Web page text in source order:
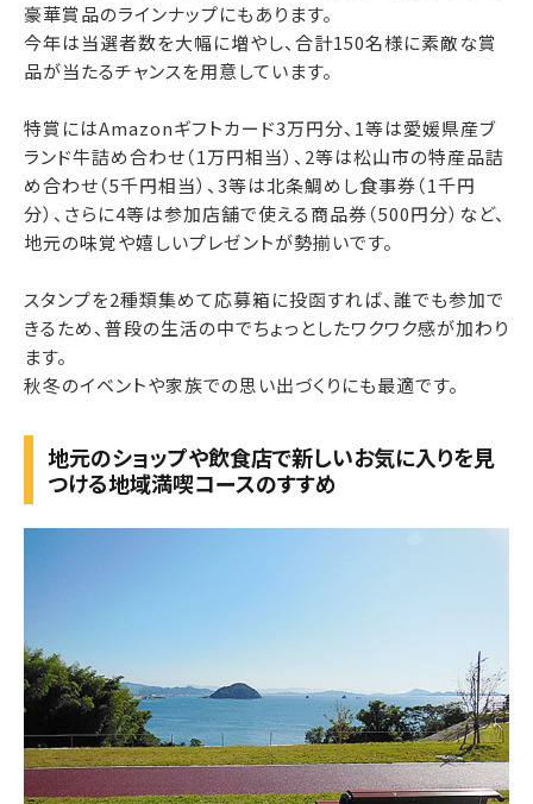
豪華賞品のラインナップにもあります。
今年は当選者数を大幅に増やし、合計150名様に素敵な賞
品が当たるチャンスを用意しています。
特賞にはAmazonギフトカード3万円分、1等は愛媛県産ブ
ランド牛詰め合わせ（1万円相当）、2等は松山市の特産品詰
め合わせ（5千円相当）、3等は北条鯛めし食事券（1千円
分）、さらに4等は参加店舗で使える商品券（500円分）など、
地元の味覚や嬉しいプレゼントが勢揃いです。
スタンプを2種類集めて応募箱に投函すれば、誰でも参加で
きるため、普段の生活の中でちょっとしたワクワク感が加わり
ます。
秋冬のイベントや家族での思い出づくりにも最適です。
地元のショップや飲食店で新しいお気に入りを見
つける地域満喫コースのすすめ